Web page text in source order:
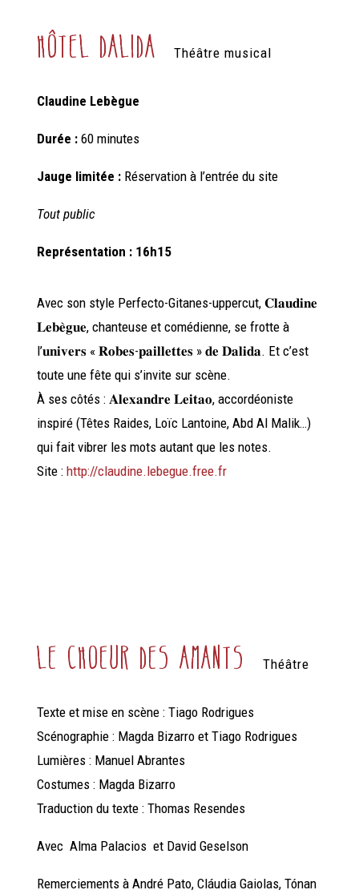
Hôtel Dalida Théâtre musical
Claudine Lebègue
Durée :60 minutes
Jauge limitée : Réservation à l’entrée du site
Tout public
Représentation : 16h15
Avec son style Perfecto-Gitanes-uppercut, 𝐂𝐥𝐚𝐮𝐝𝐢𝐧𝐞
𝐋𝐞𝐛𝐞̀𝐠𝐮𝐞, chanteuse et comédienne, se frotte à
l’𝐮𝐧𝐢𝐯𝐞𝐫𝐬 « 𝐑𝐨𝐛𝐞𝐬-𝐩𝐚𝐢𝐥𝐥𝐞𝐭𝐭𝐞𝐬 » 𝐝𝐞 𝐃𝐚𝐥𝐢𝐝𝐚. Et c’est
toute une fête qui s’invite sur scène.
À ses côtés : 𝐀𝐥𝐞𝐱𝐚𝐧𝐝𝐫𝐞 𝐋𝐞𝐢𝐭𝐚𝐨, accordéoniste
inspiré (Têtes Raides, Loïc Lantoine, Abd Al Malik…)
qui fait vibrer les mots autant que les notes.
Site : http://claudine.lebegue.free.fr
Le Choeur des amants Théâtre
Texte et mise en scène : Tiago Rodrigues
Scénographie : Magda Bizarro et Tiago Rodrigues
Lumières : Manuel Abrantes
Costumes : Magda Bizarro
Traduction du texte : Thomas Resendes
Avec Alma Palacios et David Geselson
Remerciements à André Pato, Cláudia Gaiolas, Tónan